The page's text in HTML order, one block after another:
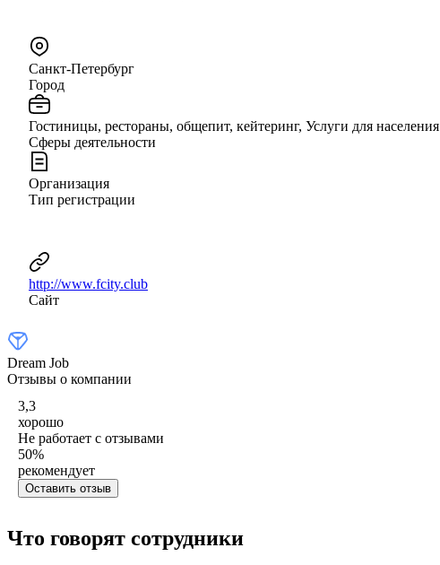
Санкт-Петербург
Город
Гостиницы, рестораны, общепит, кейтеринг, Услуги для населения
Сферы деятельности
Организация
Тип регистрации
http://www.fcity.club
Сайт
Dream Job
Отзывы о компании
3,3
хорошо
Не работает с отзывами
50%
рекомендует
Оставить отзыв
Что говорят сотрудники